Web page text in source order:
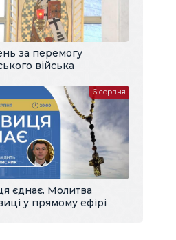
за перемогу
війська
єднає. Молитва
у прямому ефірі
6 серпня